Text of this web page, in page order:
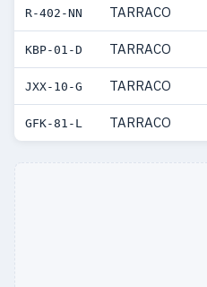
R-402-NN TARRACO
KBP-01-D TARRACO
JXX-10-G TARRACO
GFK-81-L TARRACO